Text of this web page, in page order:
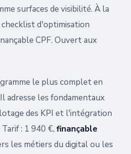
surfaces de visibilité. À la
d'optimisation
CPF. Ouvert aux
le plus complet en
adresse les fondamentaux
des KPI et l'intégration
Tarif : 1 940 €, finançable
les métiers du digital ou les